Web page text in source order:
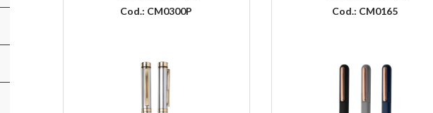
Cod.: CM0300P Cod.: CM0165